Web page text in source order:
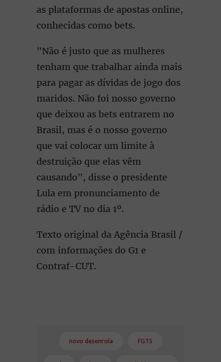
as plataformas de apostas online,
conhecidas como bets.
"Não é justo que as mulheres
tenham que trabalhar ainda mais
para pagar as dívidas de jogo dos
maridos. Não foi nosso governo
que deixou as bets entrarem no
Brasil, mas é o nosso governo
que vai colocar um limite à
destruição que elas vêm
causando", disse o presidente
Lula em pronunciamento de
rádio e TV no dia 1º.
Texto original da Agência Brasil /
com informações do G1 e
Contraf-CUT.
novo desenrola FGTS